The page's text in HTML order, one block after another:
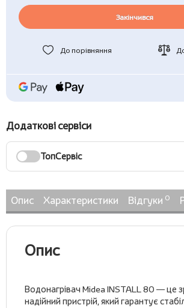
Закінчився
До порівняння
Додаткові сервіси
ТопСервіс
Опис Характеристики Відгуки 0
Опис
Водонагрівач Midea INSTALL 80 — це
надійний пристрій, який гарантує